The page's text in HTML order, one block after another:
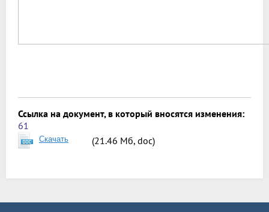
Ссылка на документ, в который вносятся изменения:
61
Скачать (21.46 Мб, doc)